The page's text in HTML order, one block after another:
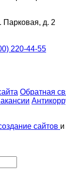
Парковая, д. 2
220-44-55
Обратная
сайтов и